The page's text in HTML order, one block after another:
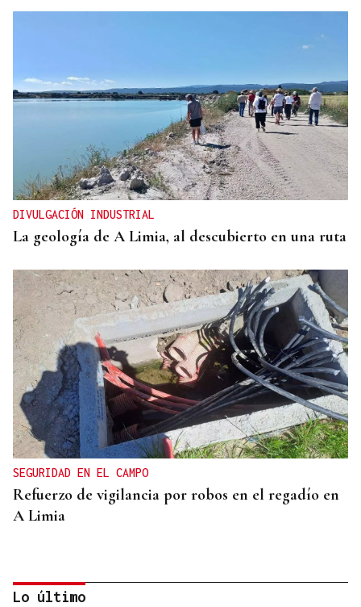
DIVULGACIÓN INDUSTRIAL
La geología de A Limia, al descubierto en una ruta
SEGURIDAD EN EL CAMPO
Refuerzo de vigilancia por robos en el regadío en
A Limia
Lo último